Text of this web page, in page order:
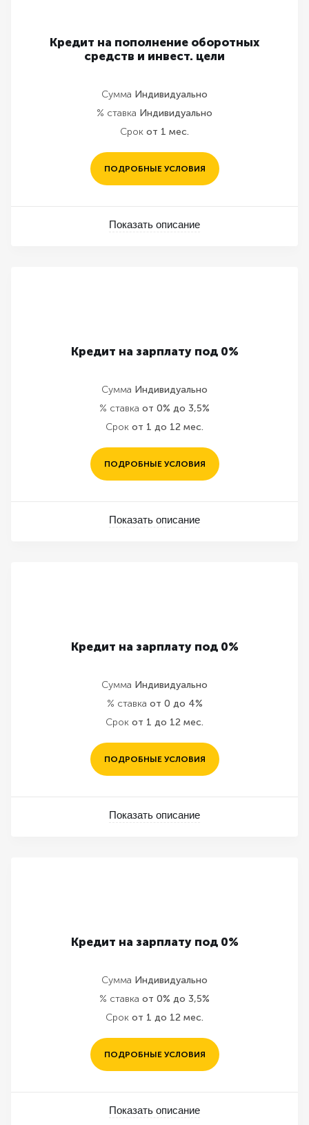
Кредит на пополнение оборотных
средств и инвест. цели
Сумма Индивидуально
% ставка Индивидуально
Срок от 1 мес.
ПОДРОБНЫЕ УСЛОВИЯ
Показать описание
Кредит на зарплату под 0%
Сумма Индивидуально
% ставка от 0% до 3,5%
Срок от 1 до 12 мес.
ПОДРОБНЫЕ УСЛОВИЯ
Показать описание
Кредит на зарплату под 0%
Сумма Индивидуально
% ставка от 0 до 4%
Срок от 1 до 12 мес.
ПОДРОБНЫЕ УСЛОВИЯ
Показать описание
Кредит на зарплату под 0%
Сумма Индивидуально
% ставка от 0% до 3,5%
Срок от 1 до 12 мес.
ПОДРОБНЫЕ УСЛОВИЯ
Показать описание